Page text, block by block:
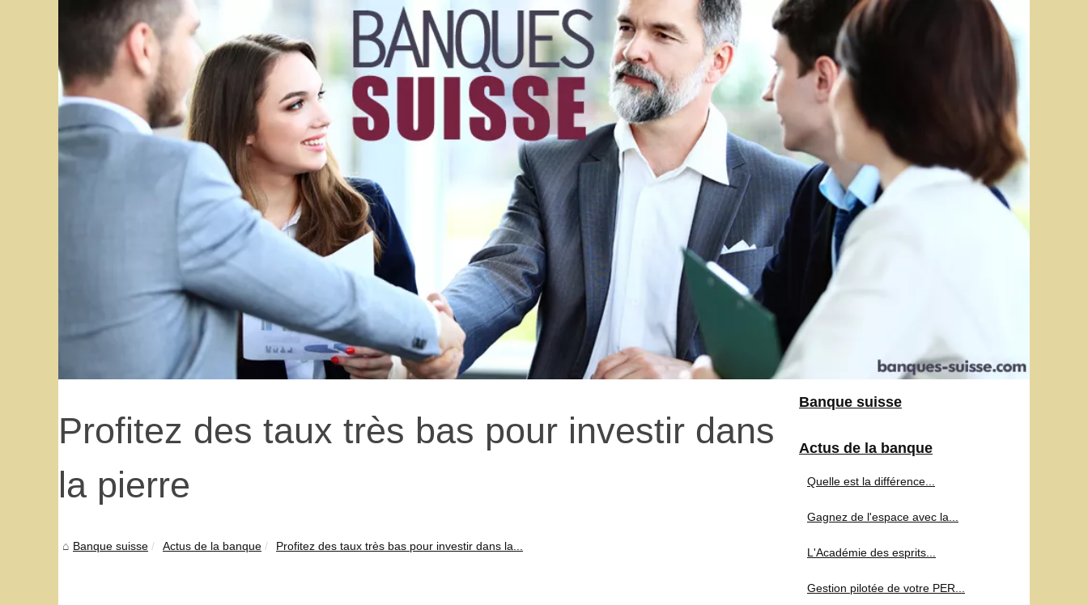
Profitez des taux très bas pour investir dans
la pierre
Banque suisse Actus de la banque Profitez des taux très bas pour investir dans la...
Banque suisse
Actus de la banque
Quelle est la différence...
Gagnez de l'espace avec la...
L'Académie des esprits...
Gestion pilotée de votre PER...